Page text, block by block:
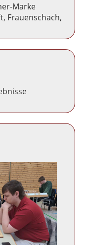
Marke
Frauenschach,